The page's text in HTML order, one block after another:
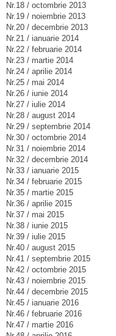
Nr.18 / octombrie 2013
Nr.19 / noiembrie 2013
Nr.20 / decembrie 2013
Nr.21 / ianuarie 2014
Nr.22 / februarie 2014
Nr.23 / martie 2014
Nr.24 / aprilie 2014
Nr.25 / mai 2014
Nr.26 / iunie 2014
Nr.27 / iulie 2014
Nr.28 / august 2014
Nr.29 / septembrie 2014
Nr.30 / octombrie 2014
Nr.31 / noiembrie 2014
Nr.32 / decembrie 2014
Nr.33 / ianuarie 2015
Nr.34 / februarie 2015
Nr.35 / martie 2015
Nr.36 / aprilie 2015
Nr.37 / mai 2015
Nr.38 / iunie 2015
Nr.39 / iulie 2015
Nr.40 / august 2015
Nr.41 / septembrie 2015
Nr.42 / octombrie 2015
Nr.43 / noiembrie 2015
Nr.44 / decembrie 2015
Nr.45 / ianuarie 2016
Nr.46 / februarie 2016
Nr.47 / martie 2016